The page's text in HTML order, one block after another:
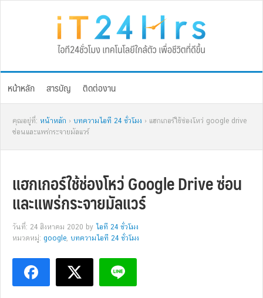
หน้าหลัก สารบัญ ติดต่องาน
คุณอยู่ที่: หน้าหลัก › บทความไอที 24 ชั่วโมง › แฮกเกอร์ใช้ช่องโหว่ google drive
ซ่อนและแพร่กระจายมัลแวร์
แฮกเกอร์ใช้ช่องโหว่ Google Drive ซ่อน
และแพร่กระจายมัลแวร์
วันที่: 24 สิงหาคม 2020 by ไอที 24 ชั่วโมง
หมวดหมู่: google, บทความไอที 24 ชั่วโมง